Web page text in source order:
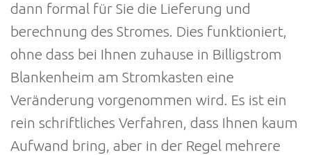
dann formal für Sie die Lieferung und
berechnung des Stromes. Dies funktioniert,
ohne dass bei Ihnen zuhause in Billigstrom
Blankenheim am Stromkasten eine
Veränderung vorgenommen wird. Es ist ein
rein schriftliches Verfahren, dass Ihnen kaum
Aufwand bring, aber in der Regel mehrere